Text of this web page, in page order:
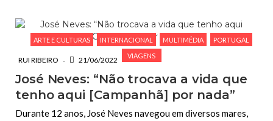
ARTE E CULTURAS INTERNACIONAL MULTIMÉDIA
PORTUGAL
VIAGENS
RUI RIBEIRO 21/06/2022
José Neves: “Não trocava a vida que
tenho aqui [Campanhã] por nada”
Durante 12 anos, José Neves navegou em diversos mares,